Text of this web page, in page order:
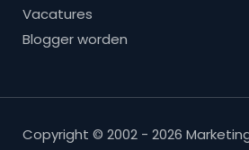
Vacatures
Blogger worden
Copyright © 2002 - 2026